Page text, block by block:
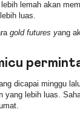
lemah akan
luas.
gold futures yang
dicapai minggu
lebih luas.